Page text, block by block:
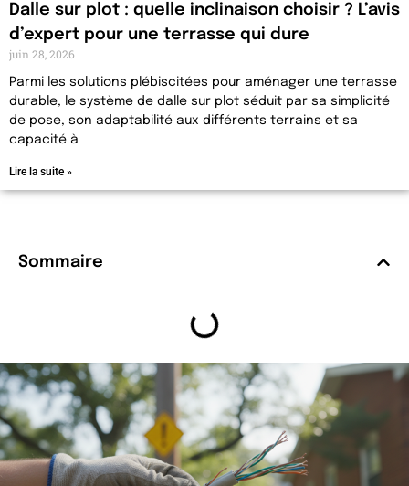
Sommaire
Dalle sur plot : quelle inclinaison choisir ? L’avis
d’expert pour une terrasse qui dure
juin 28, 2026
Parmi les solutions plébiscitées pour aménager une terrasse
durable, le système de dalle sur plot séduit par sa simplicité
de pose, son adaptabilité aux différents terrains et sa
capacité à
Lire la suite »